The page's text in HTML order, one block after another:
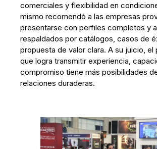
comerciales y flexibilidad en
mismo recomendó a las empresas
presentarse con perfiles completos y
respaldados por catálogos, casos de
propuesta de valor clara. A su juicio, el
que logra transmitir experiencia,
compromiso tiene más posibilidades
relaciones duraderas.